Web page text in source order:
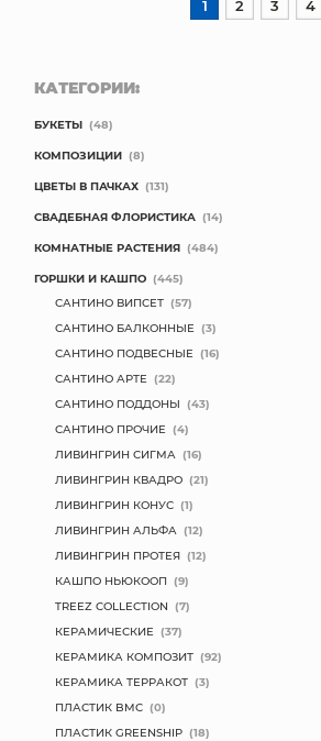
1 2 3 4
КАТЕГОРИИ:
БУКЕТЫ (48)
КОМПОЗИЦИИ (8)
ЦВЕТЫ В ПАЧКАХ (131)
СВАДЕБНАЯ ФЛОРИСТИКА (14)
КОМНАТНЫЕ РАСТЕНИЯ (484)
ГОРШКИ И КАШПО (445)
САНТИНО ВИПСЕТ (57)
САНТИНО БАЛКОННЫЕ (3)
САНТИНО ПОДВЕСНЫЕ (16)
САНТИНО АРТЕ (22)
САНТИНО ПОДДОНЫ (43)
САНТИНО ПРОЧИЕ (4)
ЛИВИНГРИН СИГМА (16)
ЛИВИНГРИН КВАДРО (21)
ЛИВИНГРИН КОНУС (1)
ЛИВИНГРИН АЛЬФА (12)
ЛИВИНГРИН ПРОТЕЯ (12)
КАШПО НЬЮКООП (9)
TREEZ COLLECTION (7)
КЕРАМИЧЕСКИЕ (37)
КЕРАМИКА КОМПОЗИТ (92)
КЕРАМИКА ТЕРРАКОТ (3)
ПЛАСТИК BMC (0)
ПЛАСТИК GREENSHIP (18)